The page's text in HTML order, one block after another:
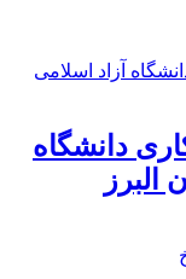
دانشگاه
البرز